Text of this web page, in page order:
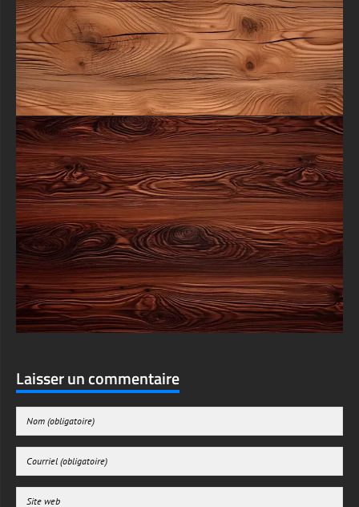
Saisissez l'opportunité d'améliorer vos ventures artistiques avec cette
texture gratuite premium qui combine un détail exceptionnel avec une
polyvalence pratique, vous aidant à atteindre cet équilibre parfait
entre le charme naturel et l'exécution professionnelle dans chaque
projet tout en élevant votre espace créatif avec l'attrait intemporel du
bois authentique qui apporte à la fois la beauté organique et la
profondeur à toute entreprise de conception.
textures-3d-gratuiteshd.com
Laisser un commentaire